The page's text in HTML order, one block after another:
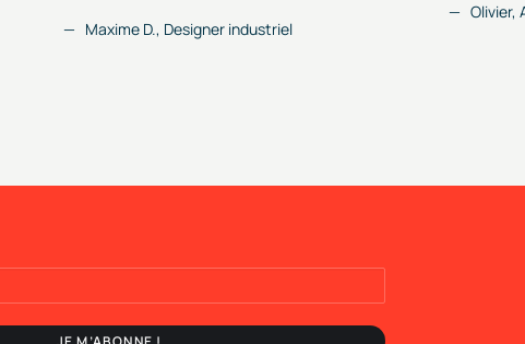
Maxime D., Designer industriel
Olivier,